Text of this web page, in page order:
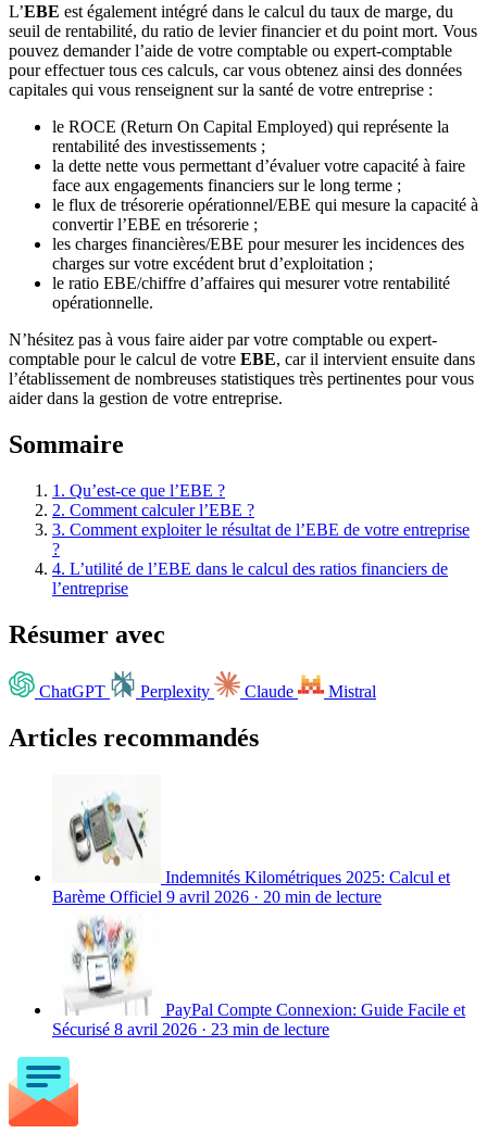
L’EBE est également intégré dans le calcul du taux de marge, du
seuil de rentabilité, du ratio de levier financier et du point mort. Vous
pouvez demander l’aide de votre comptable ou expert-comptable
pour effectuer tous ces calculs, car vous obtenez ainsi des données
capitales qui vous renseignent sur la santé de votre entreprise :
le ROCE (Return On Capital Employed) qui représente la
rentabilité des investissements ;
la dette nette vous permettant d’évaluer votre capacité à faire
face aux engagements financiers sur le long terme ;
le flux de trésorerie opérationnel/EBE qui mesure la capacité à
convertir l’EBE en trésorerie ;
les charges financières/EBE pour mesurer les incidences des
charges sur votre excédent brut d’exploitation ;
le ratio EBE/chiffre d’affaires qui mesurer votre rentabilité
opérationnelle.
N’hésitez pas à vous faire aider par votre comptable ou expert-
comptable pour le calcul de votre EBE, car il intervient ensuite dans
l’établissement de nombreuses statistiques très pertinentes pour vous
aider dans la gestion de votre entreprise.
Sommaire
1. Qu’est-ce que l’EBE ?
2. Comment calculer l’EBE ?
3. Comment exploiter le résultat de l’EBE de votre entreprise
?
4. L’utilité de l’EBE dans le calcul des ratios financiers de
l’entreprise
Résumer avec
ChatGPT Perplexity Claude Mistral
Articles recommandés
Indemnités Kilométriques 2025: Calcul et
Barème Officiel 9 avril 2026 · 20 min de lecture
PayPal Compte Connexion: Guide Facile et
Sécurisé 8 avril 2026 · 23 min de lecture